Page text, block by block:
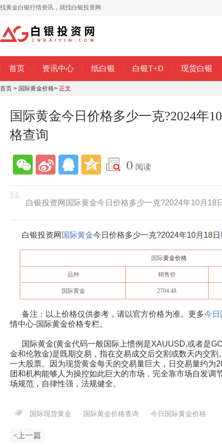
找黄金白银行情资讯，就找白银投资网
首页 资讯中心 纸白银 白银T+D 现货白银
首页 > 国际黄金价格> 正文
国际黄金今日价格多少一克?2024年
格查询
0 阅读
白银投资网国际黄金今日价格多少一克?2024年10月18
白银投资网 国际黄金今日价格多少一克?2024年10月18日
国际黄金价格
品种 销售价
国际黄金 2704.48
备注：以上价格仅供参考，请以官方价格为准。更多今日
情中心-国际黄金价格专栏。
国际黄金(黄金代码一般国际上惯例是XAUUSD,或者是
金和伦敦金)是既期交易，指在交易成交后交割或数天内交
一大股票。因为现货黄金每天的交易量巨大，日交易量约为
团和机构能够人为操控如此巨大的市场，完全靠市场自发调
场规范，自律性强，法规健全。
国际现货黄金 国际黄金价格查询 今日国际黄金价格
<上一篇